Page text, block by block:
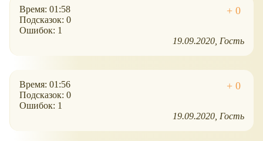
Время: 01:58
Подсказок: 0
Ошибок: 1
19.09.2020 Гость
Время: 01:56
Подсказок: 0
Ошибок: 1
19.09.2020 Гость